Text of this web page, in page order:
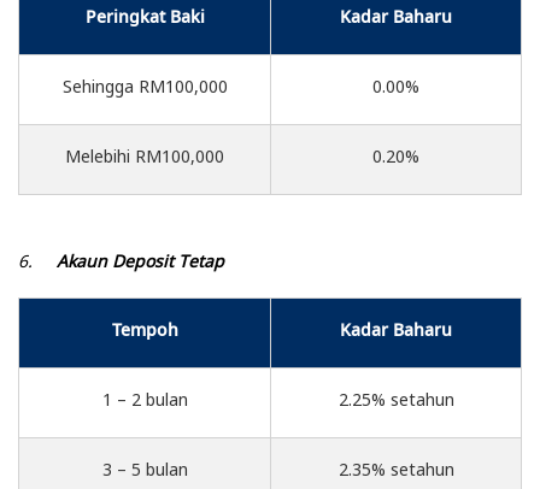
Peringkat Baki Kadar Baharu
Sehingga RM100,000 0.00%
Melebihi RM100,000 0.20%
6. Akaun Deposit Tetap
Tempoh Kadar Baharu
1 – 2 bulan 2.25% setahun
3 – 5 bulan 2.35% setahun